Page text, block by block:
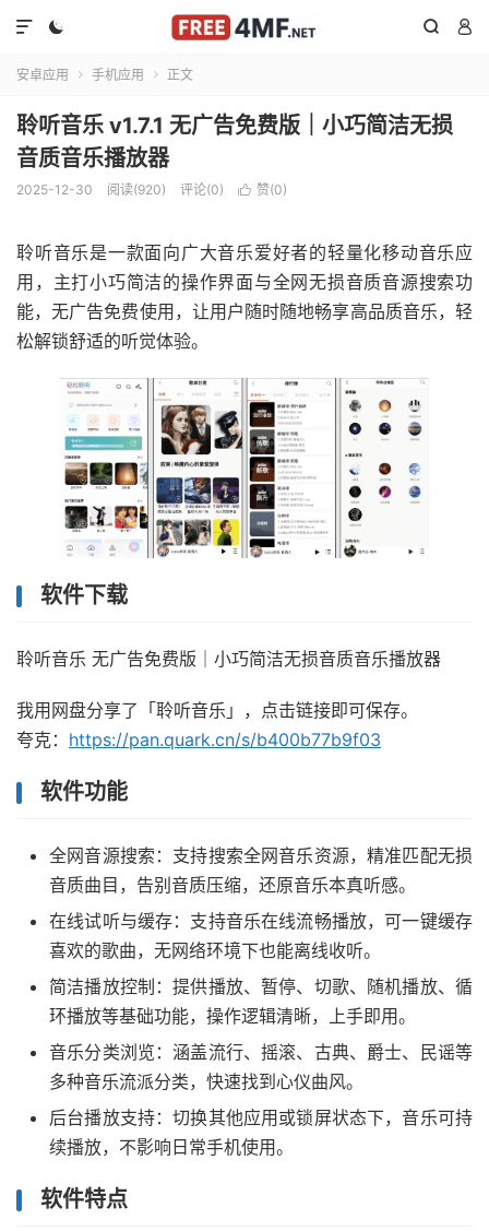
  

安卓应用  手机应用  正文
聆听音乐 v1.7.1 无广告免费版｜小巧简洁无损
音质音乐播放器
2025-12-30 阅读(920) 评论(0)  赞(0)
聆听音乐是一款面向广大音乐爱好者的轻量化移动音乐应
用，主打小巧简洁的操作界面与全网无损音质音源搜索功
能，无广告免费使用，让用户随时随地畅享高品质音乐，轻
松解锁舒适的听觉体验。
软件下载
聆听音乐 无广告免费版｜小巧简洁无损音质音乐播放器
我用网盘分享了「聆听音乐」，点击链接即可保存。
夸克： https://pan.quark.cn/s/b400b77b9f03
软件功能
全网音源搜索：支持搜索全网音乐资源，精准匹配无损
音质曲目，告别音质压缩，还原音乐本真听感。
在线试听与缓存：支持音乐在线流畅播放，可一键缓存
喜欢的歌曲，无网络环境下也能离线收听。
简洁播放控制：提供播放、暂停、切歌、随机播放、循
环播放等基础功能，操作逻辑清晰，上手即用。
音乐分类浏览：涵盖流行、摇滚、古典、爵士、民谣等
多种音乐流派分类，快速找到心仪曲风。
后台播放支持：切换其他应用或锁屏状态下，音乐可持
续播放，不影响日常手机使用。
软件特点